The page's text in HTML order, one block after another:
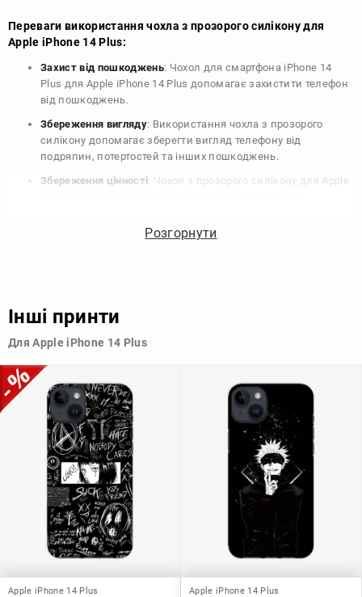
Переваги використання чохла з прозорого силікону для
Apple iPhone 14 Plus:
Захист від пошкоджень: Чохол для смартфона iPhone 14
Plus для Apple iPhone 14 Plus допомагає захистити телефон
від пошкоджень.
Збереження вигляду: Використання чохла з прозорого
силікону допомагає зберегти вигляд телефону від
подряпин, потертостей та інших пошкоджень.
Збереження цінності: Чохол з прозорого силікону для Apple
продати свій пристрій в майбутньому.
Узагалі, чохол для телефону - це дуже корисний аксесуар, який
допомагає захистити ваш пристрій, зберегти його цінність і
Розгорнути
Інші принти
Для Apple iPhone 14 Plus
Apple iPhone 14 Plus Apple iPhone 14 Plus